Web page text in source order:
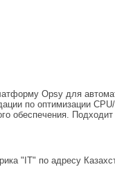
Opsy для
по оптимизации
обеспечения. Подходит
"IT" по адресу